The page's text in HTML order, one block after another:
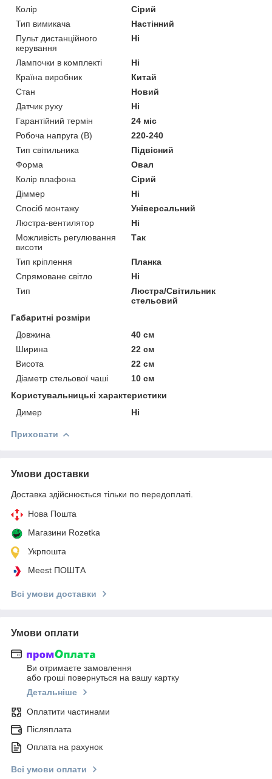
Колір
Сірий
Тип вимикача
Настінний
Пульт дистанційного
керування
Ні
Лампочки в комплекті
Ні
Країна виробник
Китай
Стан
Новий
Датчик руху
Ні
Гарантійний термін
24 міс
Робоча напруга (В)
220-240
Тип світильника
Підвісний
Форма
Овал
Колір плафона
Сірий
Діммер
Ні
Спосіб монтажу
Універсальний
Люстра-вентилятор
Ні
Можливість регулювання
висоти
Так
Тип кріплення
Планка
Спрямоване світло
Ні
Тип
Люстра/Світильник
стельовий
Габаритні розміри
Довжина
40 см
Ширина
22 см
Висота
22 см
Діаметр стельової чаші
10 см
Користувальницькі характеристики
Димер
Ні
Приховати
Умови доставки
Доставка здійснюється тільки по передоплаті.
Нова Пошта
Магазини Rozetka
Укрпошта
Meest ПОШТА
Всі умови доставки
Умови оплати
Ви отримаєте замовлення
або гроші повернуться на вашу картку
Детальніше
Оплатити частинами
Післяплата
Оплата на рахунок
Всі умови оплати